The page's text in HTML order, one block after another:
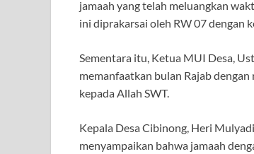
jamaah yang telah meluangkan
ini diprakarsai oleh RW 07 dengan
Sementara itu, Ketua MUI Desa,
memanfaatkan bulan Rajab
kepada Allah SWT.
Kepala Desa Cibinong, Heri
menyampaikan bahwa jamaah